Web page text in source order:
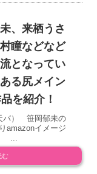
、来栖うさ
瞳などなど
となってい
る尻メイン
を紹介！
バ） 笹岡郁未の
amazonイメージ
...
む